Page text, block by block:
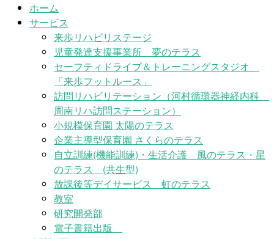
ホーム
サービス
来歩リハビリステージ
児童発達支援事業所 夢のテラス
セーフティドライブ＆トレーニングスタジオ
「来歩フットルース」
訪問リハビリテーション（河村循環器神経内科
周南リハ訪問ステーション）
小規模保育園 太陽のテラス
企業主導型保育園 さくらのテラス
自立訓練(機能訓練)・生活介護 風のテラス・星
のテラス (共生型)
放課後等デイサービス 虹のテラス
教室
研究開発部
電子書籍出版